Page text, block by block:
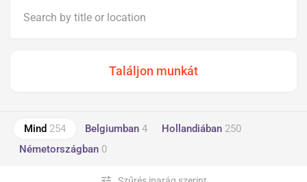
Mind 254 Belgiumban 4 Hollandiában 250
Németországban 0